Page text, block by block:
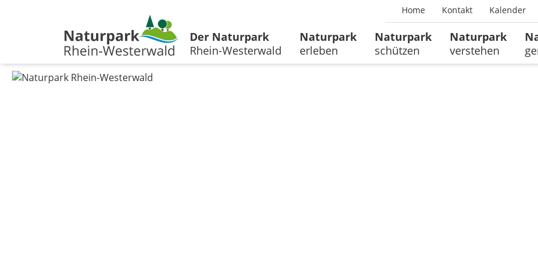
Home Kontakt Kalender
Der Naturpark
Rhein-Westerwald
Naturpark
erleben
Naturpark
schützen
Naturpark
verstehen